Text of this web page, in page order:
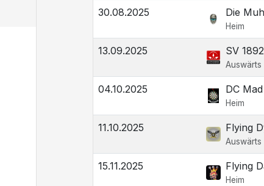
30.08.2025 Die
Heim
13.09.2025 SV
Auswärts
04.10.2025 DC
Heim
11.10.2025 Flying
Auswärts
15.11.2025 Flying
Heim